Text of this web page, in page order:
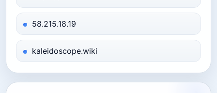
58.215.18.19
kaleidoscope.wiki